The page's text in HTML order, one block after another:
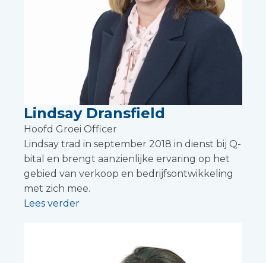
Lindsay Dransfield
Hoofd Groei Officer
Lindsay trad in september 2018 in dienst bij Q-
bital en brengt aanzienlijke ervaring op het
gebied van verkoop en bedrijfsontwikkeling
met zich mee.
Lees verder